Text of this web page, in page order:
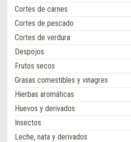
Cortes de carnes
Cortes de pescado
Cortes de verdura
Despojos
Frutos secos
Grasas comestibles y vinagres
Hierbas aromáticas
Huevos y derivados
Insectos
Leche, nata y derivados